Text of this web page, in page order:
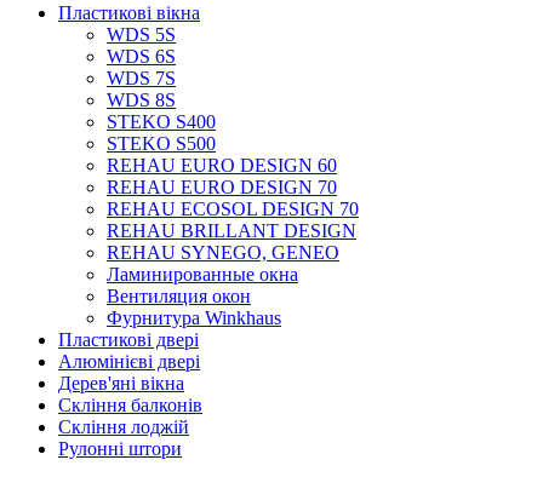
Пластикові вікна
WDS 5S
WDS 6S
WDS 7S
WDS 8S
STEKO S400
STEKO S500
REHAU EURO DESIGN 60
REHAU EURO DESIGN 70
REHAU ECOSOL DESIGN 70
REHAU BRILLANT DESIGN
REHAU SYNEGO, GENEO
Ламинированные окна
Вентиляция окон
Фурнитура Winkhaus
Пластикові двері
Алюмінієві двері
Дерев'яні вікна
Скління балконів
Скління лоджій
Рулонні штори